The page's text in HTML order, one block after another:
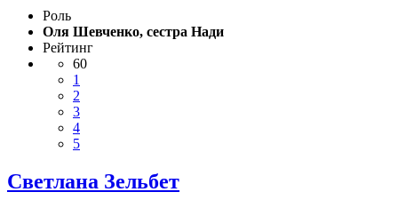
Роль
Оля Шевченко, сестра Нади
Рейтинг
60
1
2
3
4
5
Светлана Зельбет